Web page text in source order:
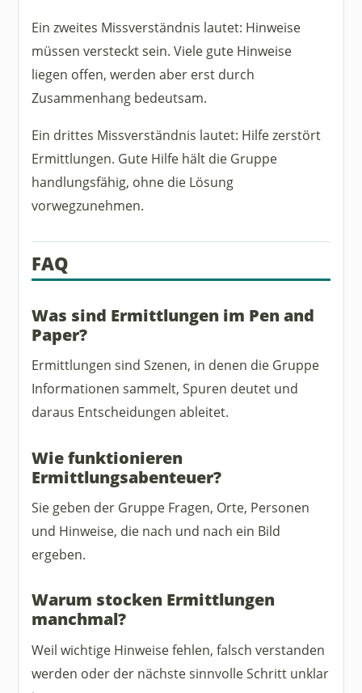
Ein zweites Missverständnis lautet: Hinweise
müssen versteckt sein. Viele gute Hinweise
liegen offen, werden aber erst durch
Zusammenhang bedeutsam.
Ein drittes Missverständnis lautet: Hilfe zerstört
Ermittlungen. Gute Hilfe hält die Gruppe
handlungsfähig, ohne die Lösung
vorwegzunehmen.
FAQ
Was sind Ermittlungen im Pen and
Paper?
Ermittlungen sind Szenen, in denen die Gruppe
Informationen sammelt, Spuren deutet und
daraus Entscheidungen ableitet.
Wie funktionieren
Ermittlungsabenteuer?
Sie geben der Gruppe Fragen, Orte, Personen
und Hinweise, die nach und nach ein Bild
ergeben.
Warum stocken Ermittlungen
manchmal?
Weil wichtige Hinweise fehlen, falsch verstanden
werden oder der nächste sinnvolle Schritt unklar